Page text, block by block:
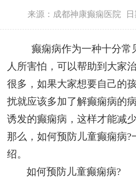
来源：成都神康癫痫医院
癫痫病作为一种十分常
人所害怕，可以帮助到大家
很多，如果大家想要自己的
扰就应该多加了解癫痫病的
诱发的癫痫病，这样才能减
那么，如何预防儿童癫痫病?
绍。
如何预防儿童癫痫病?